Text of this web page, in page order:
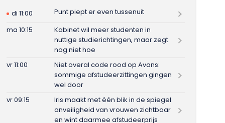
di 11:00
Punt piept er even tussenuit
ma 10:15
Kabinet wil meer studenten in
nuttige studierichtingen, maar zegt
nog niet hoe
vr 11:00
Niet overal code rood op Avans:
sommige afstudeerzittingen gingen
wel door
vr 09:15
Iris maakt met één blik in de spiegel
onveiligheid van vrouwen zichtbaar
en wint daarmee afstudeerprijs